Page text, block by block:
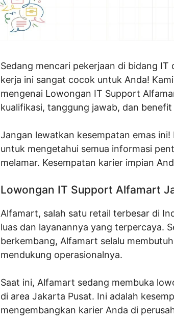
Sedang mencari pekerjaan di bidang
kerja ini sangat cocok untuk Anda!
mengenai Lowongan IT Support
kualifikasi, tanggung jawab, dan
Jangan lewatkan kesempatan emas
untuk mengetahui semua informasi
melamar. Kesempatan karier impian
Lowongan IT Support Alfamart
Alfamart, salah satu retail terbesar di
luas dan layanannya yang terpercaya.
berkembang, Alfamart selalu
mendukung operasionalnya.
Saat ini, Alfamart sedang membuka
di area Jakarta Pusat. Ini adalah
mengembangkan karier Anda di